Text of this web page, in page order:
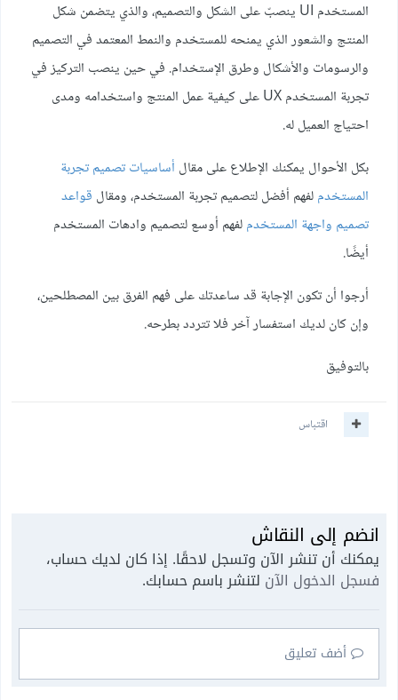
المستخدم UI ينصبّ على الشكل والتصميم، والذي يتضمن شكل
المنتج والشعور الذي يمنحه للمستخدم والنمط المعتمد في التصميم
والرسومات والأشكال وطرق الإستخدام. في حين ينصب التركيز في
تجربة المستخدم UX على كيفية عمل المنتج واستخدامه ومدى
احتياج العميل له.
بكل الأحوال يمكنك الإطلاع على مقال أساسيات تصميم تجربة
المستخدملفهم أفضل لتصميم تجربة المستخدم، ومقال قواعد
تصميم واجهة المستخدملفهم أوسع لتصميم وادهات المستخدم
أيضًا.
أرجوا أن تكون الإجابة قد ساعدتك على فهم الفرق بين المصطلحين،
وإن كان لديك استفسار آخر فلا تتردد بطرحه.
بالتوفيق
اقتباس
انضم إلى النقاش
يمكنك أن تنشر الآن وتسجل لاحقًا. إذا كان لديك حساب،
فسجل الدخول الآن لتنشر باسم حسابك.
أضف تعليق